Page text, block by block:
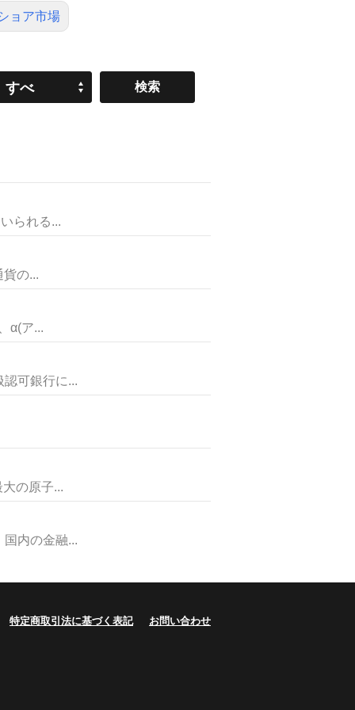
ョア市場
すべ
られる...
の...
α(ア...
可銀行に...
の原子...
内の金融...
特定商取引法に基づく表記 お問い合わせ